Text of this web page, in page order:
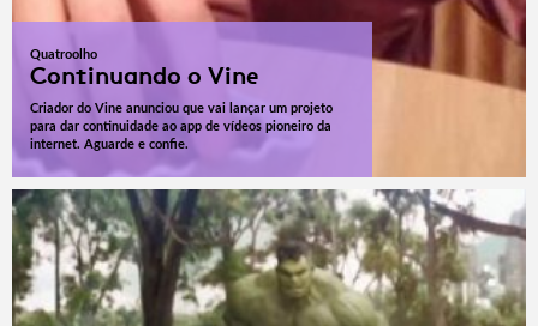
Quatroolho
Continuando o Vine
Criador do Vine anunciou que vai lançar um projeto
para dar continuidade ao app de vídeos pioneiro da
internet. Aguarde e confie.